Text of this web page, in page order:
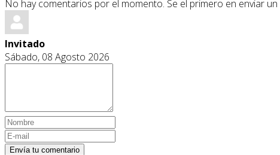
No hay comentarios por el momento. Se el primero en enviar
Invitado
Sábado, 08 Agosto 2026
Envía tu comentario